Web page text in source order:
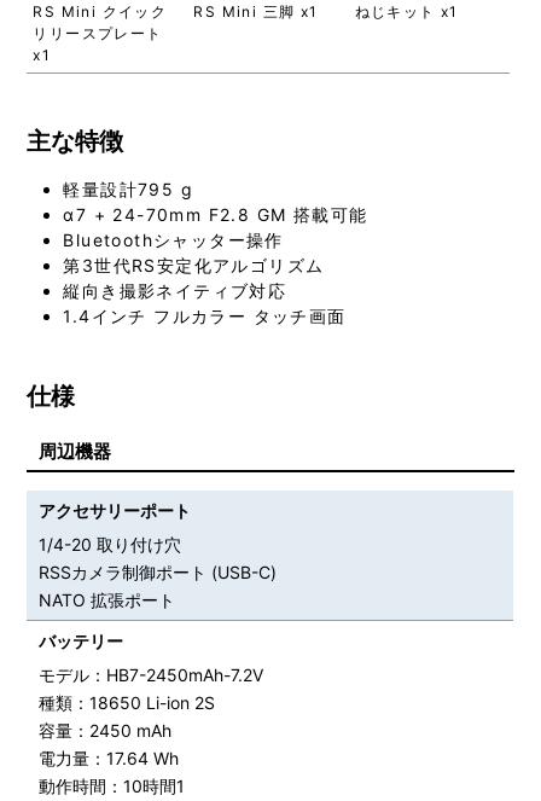
RS Mini クイック
リリースプレート
x1
RS Mini 三脚 x1 ねじキット x1
主な特徴
軽量設計795 g
α7 + 24-70mm F2.8 GM 搭載可能
Bluetoothシャッター操作
第3世代RS安定化アルゴリズム
縦向き撮影ネイティブ対応
1.4インチ フルカラー タッチ画面
仕様
周辺機器
アクセサリーポート
1/4-20 取り付け穴
RSSカメラ制御ポート (USB-C)
NATO 拡張ポート
バッテリー
モデル：HB7-2450mAh-7.2V
種類：18650 Li-ion 2S
容量：2450 mAh
電力量：17.64 Wh
動作時間：10時間1